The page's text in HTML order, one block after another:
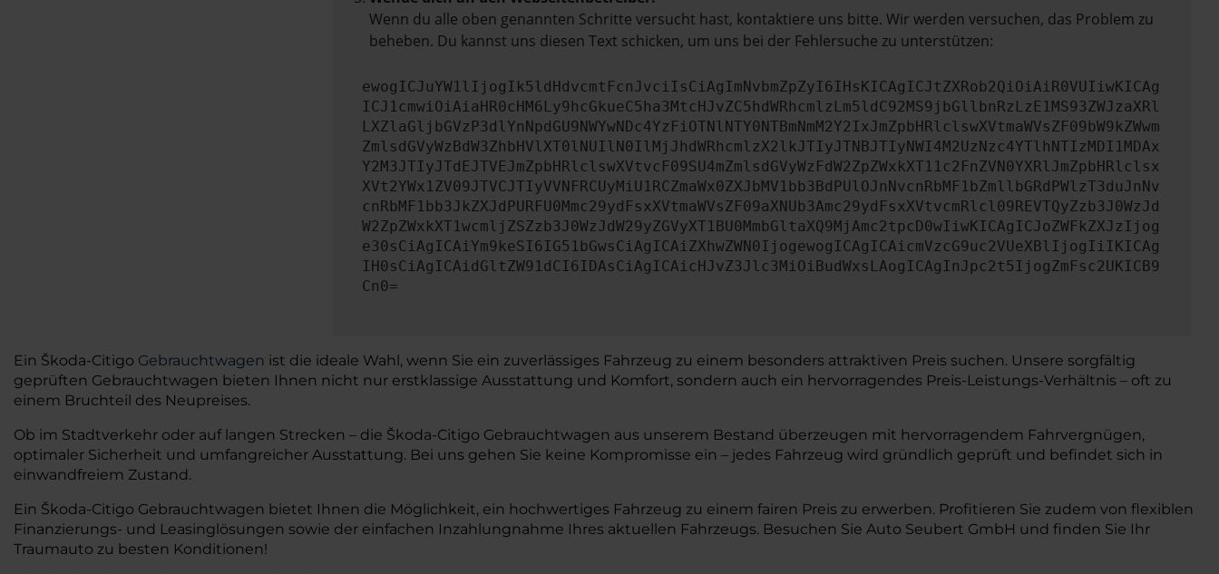
Wenn du alle oben genannten Schritte versucht hast, kontaktiere uns bitte. Wir werden versuchen, das Problem zu
beheben. Du kannst uns diesen Text schicken, um uns bei der Fehlersuche zu unterstützen:
ewogICJuYW1lIjogIk5ldHdvcmtFcnJvciIsCiAgImNvbmZpZyI6IHsKICAgICJtZXRob2QiOiAiR0VUIiwKICAg
ICJ1cmwiOiAiaHR0cHM6Ly9hcGkueC5ha3MtcHJvZC5hdWRhcmlzLm5ldC92MS9jbGllbnRzLzE1MS93ZWJzaXRl
LXZlaGljbGVzP3dlYnNpdGU9NWYwNDc4YzFiOTNlNTY0NTBmNmM2Y2IxJmZpbHRlclswXVtmaWVsZF09bW9kZWwm
ZmlsdGVyWzBdW3ZhbHVlXT0lNUIlN0IlMjJhdWRhcmlzX2lkJTIyJTNBJTIyNWI4M2UzNzc4YTlhNTIzMDI1MDAx
Y2M3JTIyJTdEJTVEJmZpbHRlclswXVtvcF09SU4mZmlsdGVyWzFdW2ZpZWxkXT11c2FnZVN0YXRlJmZpbHRlclsx
XVt2YWx1ZV09JTVCJTIyVVNFRCUyMiU1RCZmaWx0ZXJbMV1bb3BdPUlOJnNvcnRbMF1bZmllbGRdPWlzT3duJnNv
cnRbMF1bb3JkZXJdPURFU0Mmc29ydFsxXVtmaWVsZF09aXNUb3Amc29ydFsxXVtvcmRlcl09REVTQyZzb3J0WzJd
W2ZpZWxkXT1wcmljZSZzb3J0WzJdW29yZGVyXT1BU0MmbGltaXQ9MjAmc2tpcD0wIiwKICAgICJoZWFkZXJzIjog
e30sCiAgICAiYm9keSI6IG51bGwsCiAgICAiZXhwZWN0IjogewogICAgICAicmVzcG9uc2VUeXBlIjogIiIKICAg
IH0sCiAgICAidGltZW91dCI6IDAsCiAgICAicHJvZ3Jlc3MiOiBudWxsLAogICAgInJpc2t5IjogZmFsc2UKICB9
Cn0=
Ein Škoda-Citigo Gebrauchtwagen ist die ideale Wahl, wenn Sie ein zuverlässiges Fahrzeug zu einem besonders attraktiven Preis suchen. Unsere sorgfältig
geprüften Gebrauchtwagen bieten Ihnen nicht nur erstklassige Ausstattung und Komfort, sondern auch ein hervorragendes Preis-Leistungs-Verhältnis – oft zu
einem Bruchteil des Neupreises.
Ob im Stadtverkehr oder auf langen Strecken – die Škoda-Citigo Gebrauchtwagen aus unserem Bestand überzeugen mit hervorragendem Fahrvergnügen,
optimaler Sicherheit und umfangreicher Ausstattung. Bei uns gehen Sie keine Kompromisse ein – jedes Fahrzeug wird gründlich geprüft und befindet sich in
einwandfreiem Zustand.
Ein Škoda-Citigo Gebrauchtwagen bietet Ihnen die Möglichkeit, ein hochwertiges Fahrzeug zu einem fairen Preis zu erwerben. Profitieren Sie zudem von flexiblen
Finanzierungs- und Leasinglösungen sowie der einfachen Inzahlungnahme Ihres aktuellen Fahrzeugs. Besuchen Sie Auto Seubert GmbH und finden Sie Ihr
Traumauto zu besten Konditionen!